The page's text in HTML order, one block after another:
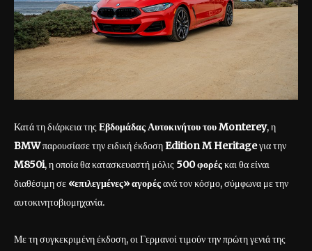
Κατά τη διάρκεια της Εβδομάδας Αυτοκινήτου του Monterey, η
BMWπαρουσίασε την ειδική έκδοσηEdition M Heritageγια την
M850i, η οποία θα κατασκευαστή μόλις 500 φορέςκαι θα είναι
διαθέσιμη σε «επιλεγμένες» αγορέςανά τον κόσμο, σύμφωνα με την
αυτοκινητοβιομηχανία.
Με τη συγκεκριμένη έκδοση, οι Γερμανοί τιμούν την πρώτη γενιά της